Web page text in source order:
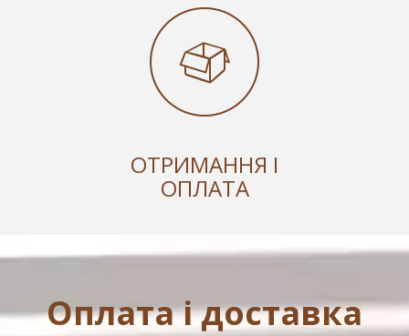
ОТРИМАННЯ І
ОПЛАТА
Оплата і доставка